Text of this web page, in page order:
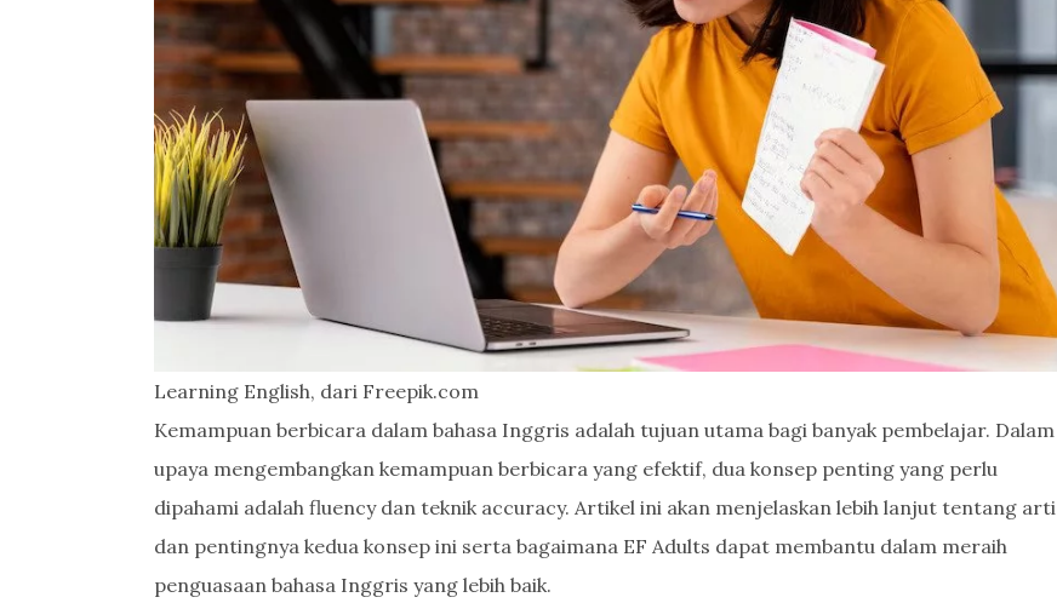
Learning English, dari Freepik.com
Kemampuan berbicara dalam bahasa Inggris adalah tujuan utama bagi banyak pembelajar. Dalam
upaya mengembangkan kemampuan berbicara yang efektif, dua konsep penting yang perlu
dipahami adalah fluency dan teknik accuracy. Artikel ini akan menjelaskan lebih lanjut tentang arti
dan pentingnya kedua konsep ini serta bagaimana EF Adults dapat membantu dalam meraih
penguasaan bahasa Inggris yang lebih baik.